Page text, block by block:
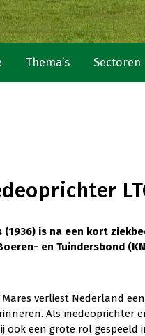
Thema’s Sectoren
(1936) is na een kort
en Tuindersbond
verliest Nederland
Als medeoprichter
een grote rol gespeeld